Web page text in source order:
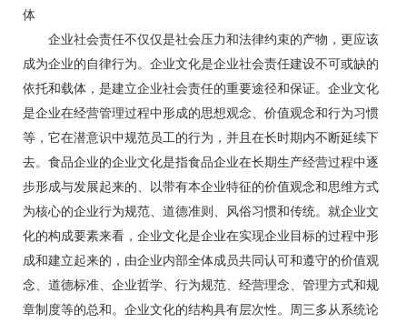
体
企业社会责任不仅仅是社会压力和法律约束的产物，更应该
成为企业的自律行为。企业文化是企业社会责任建设不可或缺的
依托和载体，是建立企业社会责任的重要途径和保证。企业文化
是企业在经营管理过程中形成的思想观念、价值观念和行为习惯
等，它在潜意识中规范员工的行为，并且在长时期内不断延续下
去。食品企业的企业文化是指食品企业在长期生产经营过程中逐
步形成与发展起来的、以带有本企业特征的价值观念和思维方式
为核心的企业行为规范、道德准则、风俗习惯和传统。就企业文
化的构成要素来看，企业文化是企业在实现企业目标的过程中形
成和建立起来的，由企业内部全体成员共同认可和遵守的价值观
念、道德标准、企业哲学、行为规范、经营理念、管理方式和规
章制度等的总和。企业文化的结构具有层次性。周三多从系统论